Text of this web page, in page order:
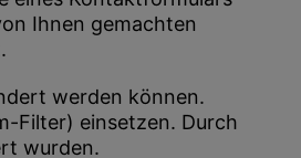
Ihnen gemachten
werden können.
Filter) einsetzen. Durch
wurden.